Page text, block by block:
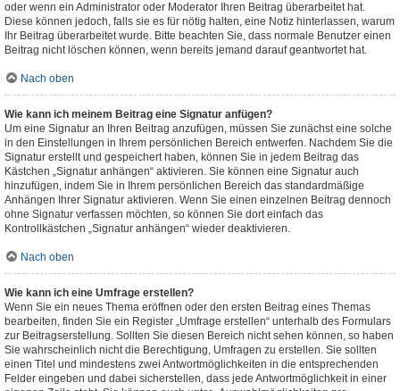
oder wenn ein Administrator oder Moderator Ihren Beitrag überarbeitet hat.
Diese können jedoch, falls sie es für nötig halten, eine Notiz hinterlassen, warum
Ihr Beitrag überarbeitet wurde. Bitte beachten Sie, dass normale Benutzer einen
Beitrag nicht löschen können, wenn bereits jemand darauf geantwortet hat.
Nach oben
Wie kann ich meinem Beitrag eine Signatur anfügen?
Um eine Signatur an Ihren Beitrag anzufügen, müssen Sie zunächst eine solche
in den Einstellungen in Ihrem persönlichen Bereich entwerfen. Nachdem Sie die
Signatur erstellt und gespeichert haben, können Sie in jedem Beitrag das
Kästchen „Signatur anhängen“ aktivieren. Sie können eine Signatur auch
hinzufügen, indem Sie in Ihrem persönlichen Bereich das standardmäßige
Anhängen Ihrer Signatur aktivieren. Wenn Sie einen einzelnen Beitrag dennoch
ohne Signatur verfassen möchten, so können Sie dort einfach das
Kontrollkästchen „Signatur anhängen“ wieder deaktivieren.
Nach oben
Wie kann ich eine Umfrage erstellen?
Wenn Sie ein neues Thema eröffnen oder den ersten Beitrag eines Themas
bearbeiten, finden Sie ein Register „Umfrage erstellen“ unterhalb des Formulars
zur Beitragserstellung. Sollten Sie diesen Bereich nicht sehen können, so haben
Sie wahrscheinlich nicht die Berechtigung, Umfragen zu erstellen. Sie sollten
einen Titel und mindestens zwei Antwortmöglichkeiten in die entsprechenden
Felder eingeben und dabei sicherstellen, dass jede Antwortmöglichkeit in einer